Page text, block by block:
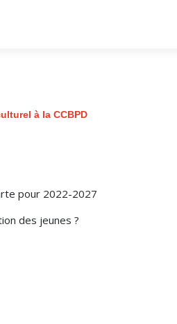
à la CCBPD
pour 2022-2027
des jeunes ?